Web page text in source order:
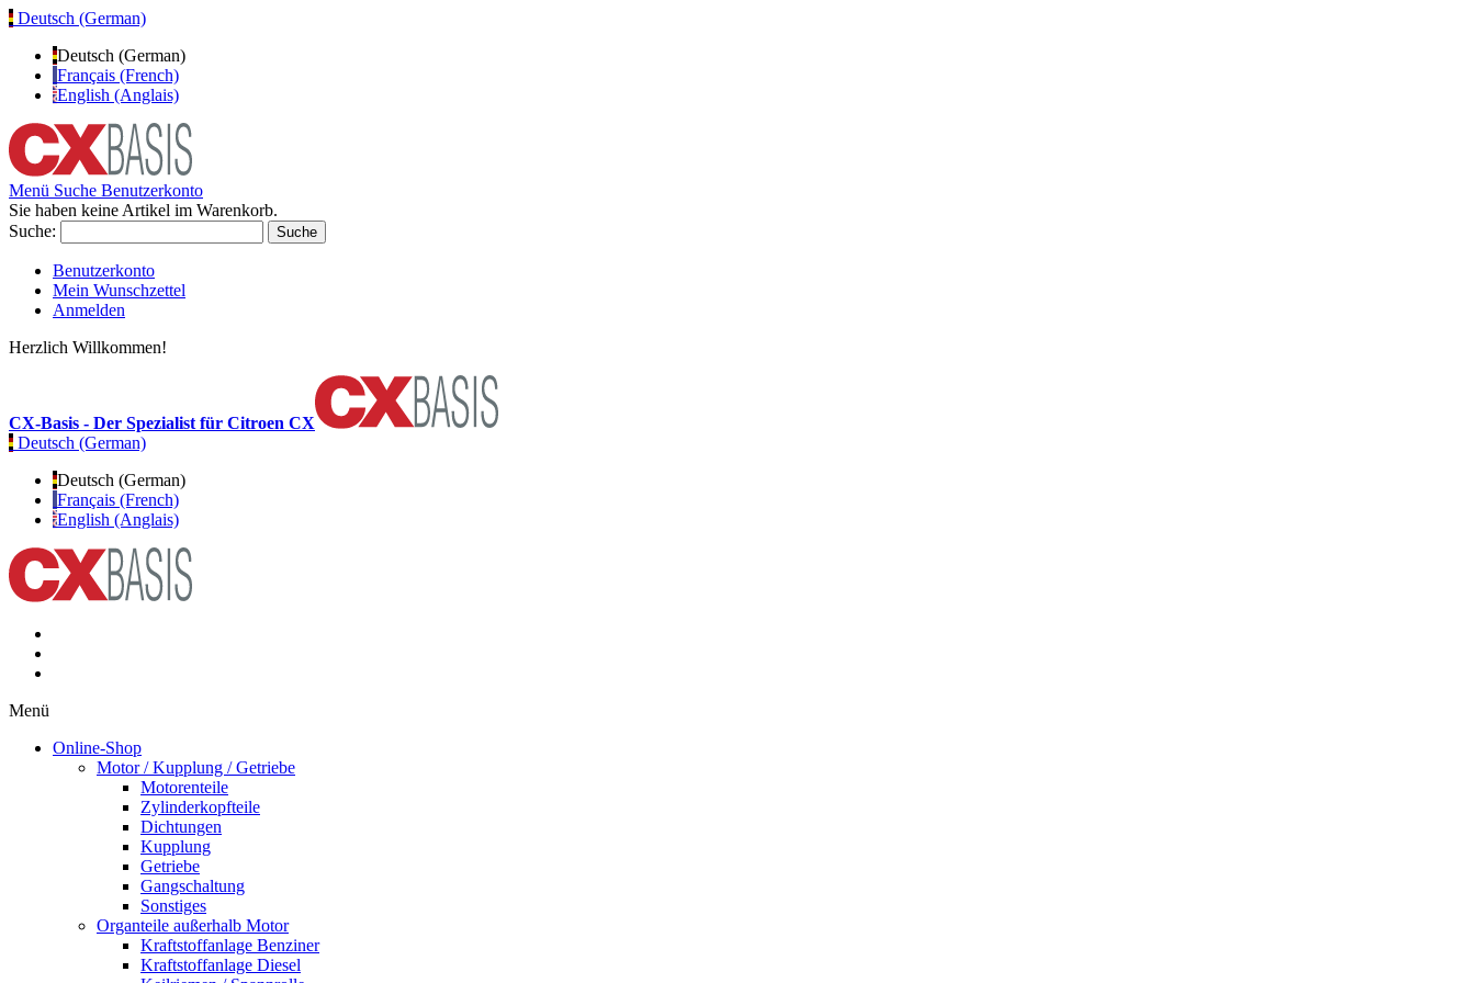
Deutsch (German)
Deutsch (German)
Français (French)
English (Anglais)
Menü Suche Benutzerkonto
Sie haben keine Artikel im Warenkorb.
Suche:
Suche
Benutzerkonto
Mein Wunschzettel
Anmelden
Herzlich Willkommen!
CX-Basis - Der Spezialist für Citroen CX
Deutsch (German)
Deutsch (German)
Français (French)
English (Anglais)
Menü
Online-Shop
Motor / Kupplung / Getriebe
Motorenteile
Zylinderkopfteile
Dichtungen
Kupplung
Getriebe
Gangschaltung
Sonstiges
Organteile außerhalb Motor
Kraftstoffanlage Benziner
Kraftstoffanlage Diesel